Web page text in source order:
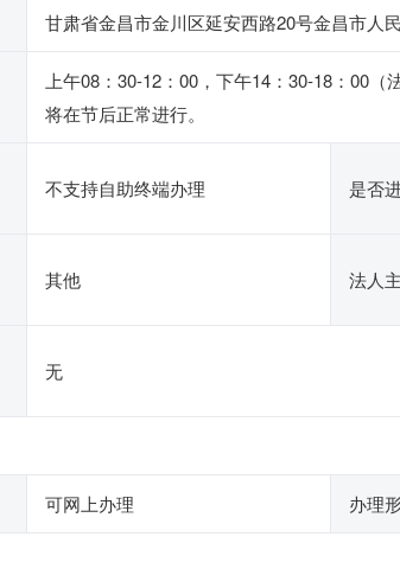
甘肃省金昌市金川区延安西路20号金昌市人
上午08：30-12：00，下午14：30-18：00
将在节后正常进行。
不支持自助终端办理 是否
其他 法人
无
可网上办理 办理